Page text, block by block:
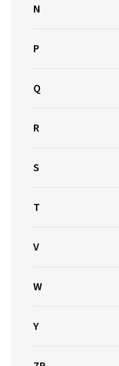
N
P
Q
R
S
T
V
W
Y